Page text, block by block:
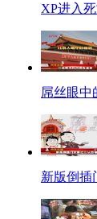
XP进入
屌丝眼中
新版倒插